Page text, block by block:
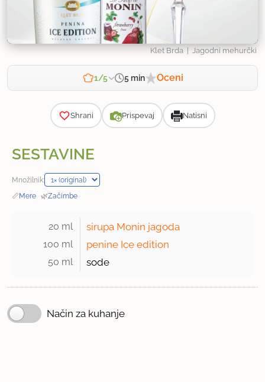
Klet Brda | Jagodni mehurčki
1/5 5 min Oceni
Shrani Prispevaj Natisni
SESTAVINE
Množilnik:
📏Mere · 🌿Začimbe
20 ml sirupa Monin jagoda
100 ml penine Ice edition
50 ml sode
Način za kuhanje